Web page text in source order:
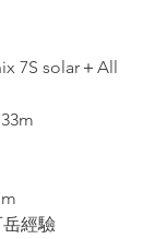
7S solar＋All
經驗